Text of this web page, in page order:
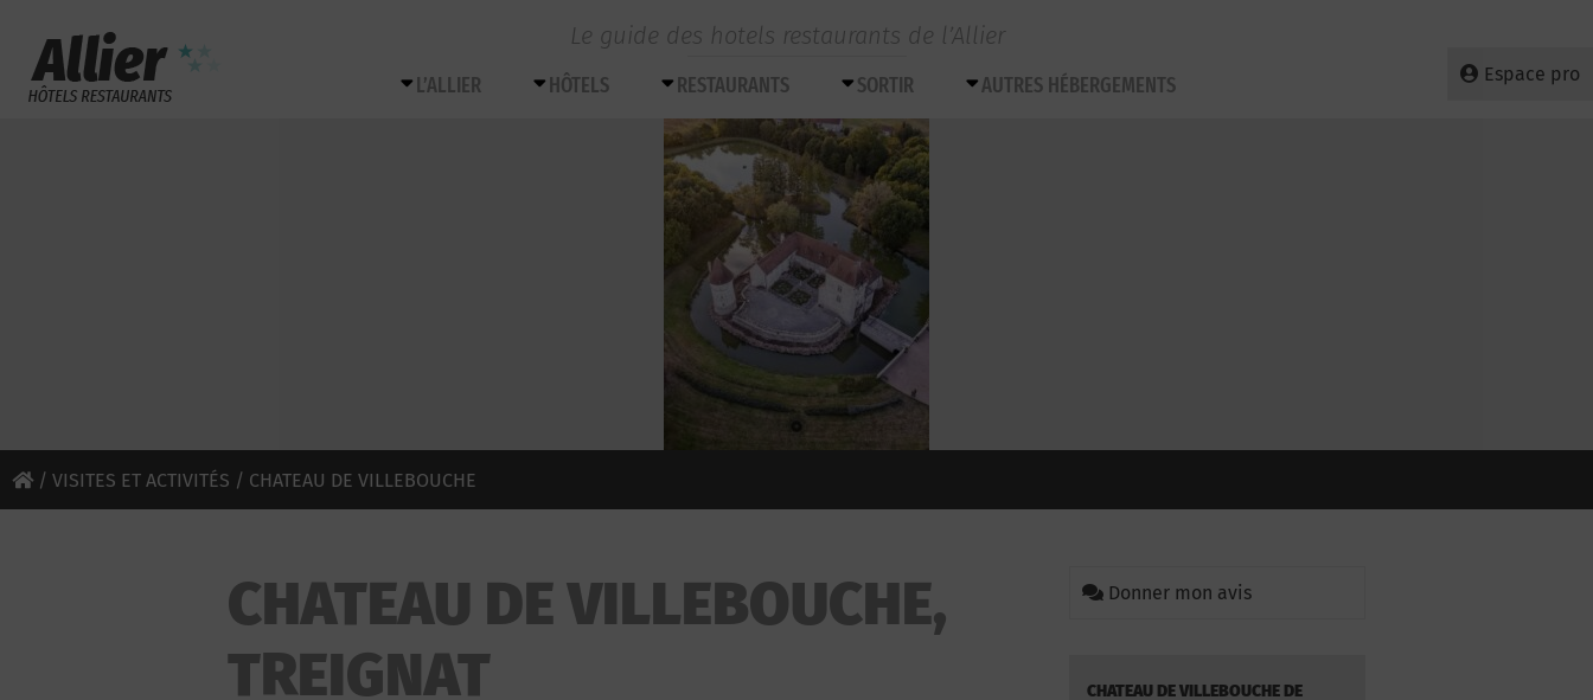
Le guide des hotels restaurants de l’Allier
Espace pro
L’ALLIER HÔTELS RESTAURANTS SORTIR AUTRES HÉBERGEMENTS
/ VISITES ET ACTIVITÉS / CHATEAU DE VILLEBOUCHE
CHATEAU DE VILLEBOUCHE,
TREIGNAT
Donner mon avis
CHATEAU DE VILLEBOUCHE DE